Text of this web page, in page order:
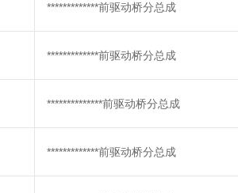
*************前驱动桥分总成
*************前驱动桥分总成
**************前驱动桥分总成
*************前驱动桥分总成